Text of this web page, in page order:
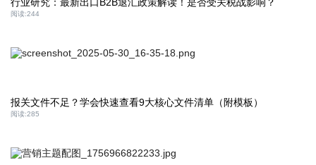
阅读:244
报关文件不足？学会快速查看9大核心文件清单（附模板）
阅读:285